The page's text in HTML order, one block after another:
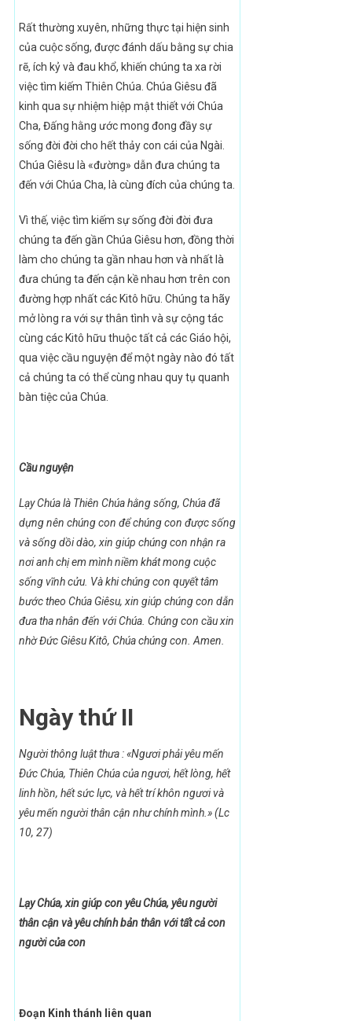
Rất thường xuyên, những thực tại hiện sinh
của cuộc sống, được đánh dấu bằng sự chia
rẽ, ích kỷ và đau khổ, khiến chúng ta xa rời
việc tìm kiếm Thiên Chúa. Chúa Giêsu đã
kinh qua sự nhiệm hiệp mật thiết với Chúa
Cha, Đấng hằng ước mong đong đầy sự
sống đời đời cho hết thảy con cái của Ngài.
Chúa Giêsu là «đường» dẫn đưa chúng ta
đến với Chúa Cha, là cùng đích của chúng ta.
Vì thế, việc tìm kiếm sự sống đời đời đưa
chúng ta đến gần Chúa Giêsu hơn, đồng thời
làm cho chúng ta gần nhau hơn và nhất là
đưa chúng ta đến cận kề nhau hơn trên con
đường hợp nhất các Kitô hữu. Chúng ta hãy
mở lòng ra với sự thân tình và sự cộng tác
cùng các Kitô hữu thuộc tất cả các Giáo hội,
qua việc cầu nguyện để một ngày nào đó tất
cả chúng ta có thể cùng nhau quy tụ quanh
bàn tiệc của Chúa.
Cầu nguyện
Lạy Chúa là Thiên Chúa hằng sống, Chúa đã
dựng nên chúng con để chúng con được sống
và sống dồi dào, xin giúp chúng con nhận ra
nơi anh chị em mình niềm khát mong cuộc
sống vĩnh cửu. Và khi chúng con quyết tâm
bước theo Chúa Giêsu, xin giúp chúng con dẫn
đưa tha nhân đến với Chúa. Chúng con cầu xin
nhờ Đức Giêsu Kitô, Chúa chúng con. Amen.
Ngày thứ II
Người thông luật thưa : «Ngươi phải yêu mến
Ðức Chúa, Thiên Chúa của ngươi, hết lòng, hết
linh hồn, hết sức lực, và hết trí khôn ngươivà
yêu mến người thân cận như chính mình.» (Lc
10, 27)
Lạy Chúa, xin giúp con yêu Chúa, yêu người
thân cậnvà yêu chính bản thân với tất cả con
người của con
Đoạn Kinh thánh liên quan